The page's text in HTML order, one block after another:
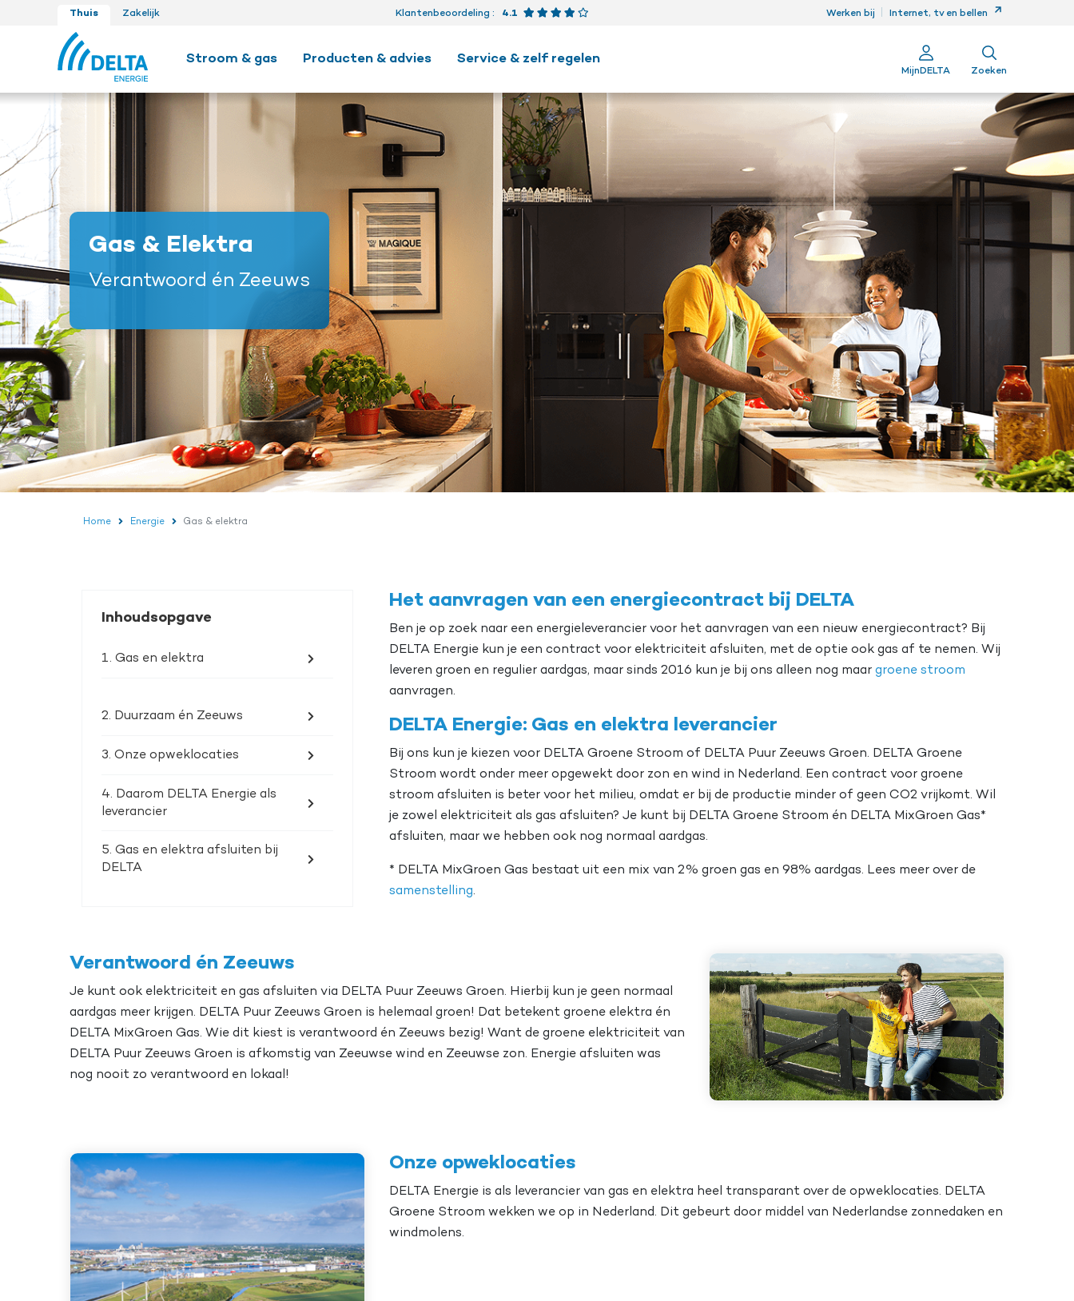
Thuis Zakelijk Klantenbeoordeling : 4.1 Beoordeling 4.1 van 5 sterren Werken bij Internet, tv en bellen
Stroom & gas Producten & advies Service & zelf regelen
MijnDELTA Zoeken
Gas & Elektra
Verantwoord én Zeeuws
Home Energie Gas & elektra
Inhoudsopgave
1. Gas en elektra
2. Duurzaam én Zeeuws
3. Onze opweklocaties
4. Daarom DELTA Energie als
leverancier
5. Gas en elektra afsluiten bij
DELTA
Het aanvragen van een energiecontract bij DELTA
Ben je op zoek naar een energieleverancier voor het aanvragen van een nieuw energiecontract? Bij
DELTA Energie kun je een contract voor elektriciteit afsluiten, met de optie ook gas af te nemen. Wij
leveren groen en regulier aardgas, maar sinds 2016 kun je bij ons alleen nog maar groene stroom
aanvragen.
DELTA Energie: Gas en elektra leverancier
Bij ons kun je kiezen voor DELTA Groene Stroom of DELTA Puur Zeeuws Groen. DELTA Groene
Stroom wordt onder meer opgewekt door zon en wind in Nederland. Een contract voor groene
stroom afsluiten is beter voor het milieu, omdat er bij de productie minder of geen CO2 vrijkomt. Wil
je zowel elektriciteit als gas afsluiten? Je kunt bij DELTA Groene Stroom én DELTA MixGroen Gas*
afsluiten, maar we hebben ook nog normaal aardgas.
* DELTA MixGroen Gas bestaat uit een mix van 2% groen gas en 98% aardgas. Lees meer over de
samenstelling.
Verantwoord én Zeeuws
Je kunt ook elektriciteit en gas afsluiten via DELTA Puur Zeeuws Groen. Hierbij kun je geen normaal
aardgas meer krijgen. DELTA Puur Zeeuws Groen is helemaal groen! Dat betekent groene elektra én
DELTA MixGroen Gas. Wie dit kiest is verantwoord én Zeeuws bezig! Want de groene elektriciteit van
DELTA Puur Zeeuws Groen is afkomstig van Zeeuwse wind en Zeeuwse zon. Energie afsluiten was
nog nooit zo verantwoord en lokaal!
Onze opweklocaties
DELTA Energie is als leverancier van gas en elektra heel transparant over de opweklocaties. DELTA
Groene Stroom wekken we op in Nederland. Dit gebeurt door middel van Nederlandse zonnedaken en
windmolens.